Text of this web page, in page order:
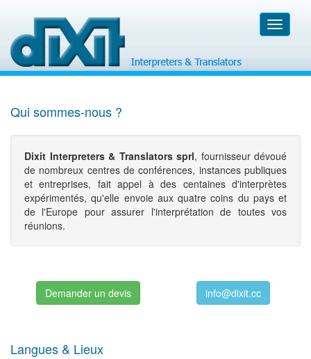
Toggle
Qui sommes-nous ?
Dixit Interpreters & Translators sprl, fournisseur dévoué
de nombreux centres de conférences, instances publiques
et entreprises, fait appel à des centaines d'interprètes
expérimentés, qu'elle envoie aux quatre coins du pays et
de l'Europe pour assurer l'interprétation de toutes vos
réunions.
Demander un devis info@dixit.cc
Langues & Lieux